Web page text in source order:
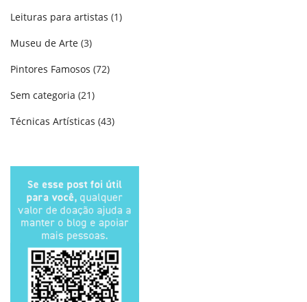
Leituras para artistas (1)
Museu de Arte (3)
Pintores Famosos (72)
Sem categoria (21)
Técnicas Artísticas (43)